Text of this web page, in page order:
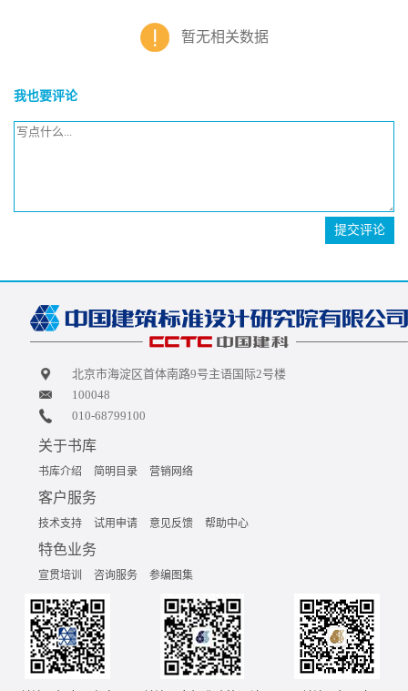
暂无相关数据
我也要评论
提交评论
北京市海淀区首体南路9号主语国际2号楼
100048
010-68799100
关于书库
书库介绍 简明目录 营销网络
客户服务
技术支持 试用申请 意见反馈 帮助中心
特色业务
宣贯培训 咨询服务 参编图集